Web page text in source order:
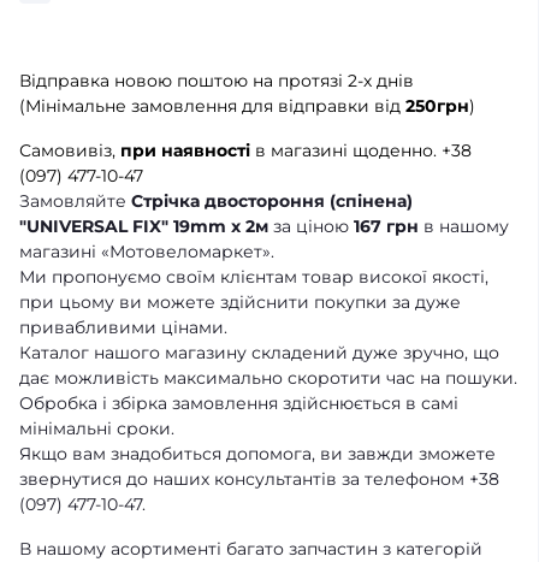
Відправка новою поштою на протязі 2-х днів
(Мінімальне замовлення для відправки від 250грн)
Самовивіз, при наявності в магазині щоденно. +38
(097) 477-10-47
Замовляйте Стрічка двостороння (спінена)
"UNIVERSAL FIX" 19mm x 2м за ціною 167 грн в нашому
магазині «Мотовеломаркет».
Ми пропонуємо своїм клієнтам товар високої якості,
при цьому ви можете здійснити покупки за дуже
привабливими цінами.
Каталог нашого магазину складений дуже зручно, що
дає можливість максимально скоротити час на пошуки.
Обробка і збірка замовлення здійснюється в самі
мінімальні сроки.
Якщо вам знадобиться допомога, ви завжди зможете
звернутися до наших консультантів за телефоном +38
(097) 477-10-47.
В нашому асортименті багато запчастин з категорій